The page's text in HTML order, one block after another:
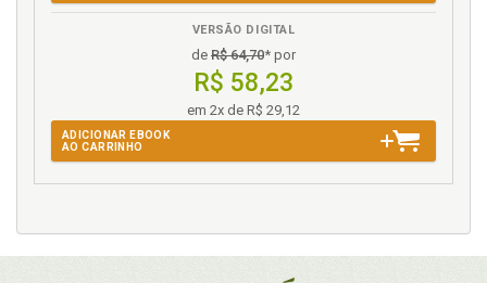
VERSÃO DIGITAL
de R$ 64,70* por
R$ 58,23
em 2x de R$ 29,12
ADICIONAR EBOOK
AO CARRINHO